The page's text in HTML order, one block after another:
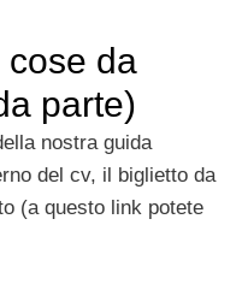
cose da
parte)
nostra guida
del cv, il biglietto da
(a questo link potete